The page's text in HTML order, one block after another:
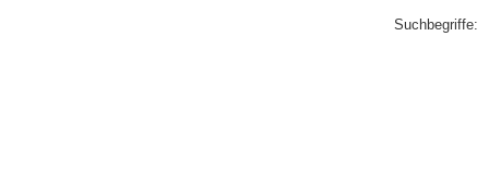
Suchbegriffe: